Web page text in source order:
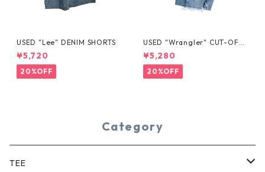
USED "Lee" DENIM SHORTS
¥5,720
20%OFF
USED "Wrangler" CUT-OFF
DENIM SHORTS
¥5,280
20%OFF
Category
TEE